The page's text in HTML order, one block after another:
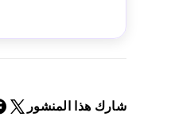
شارك هذا المنشور